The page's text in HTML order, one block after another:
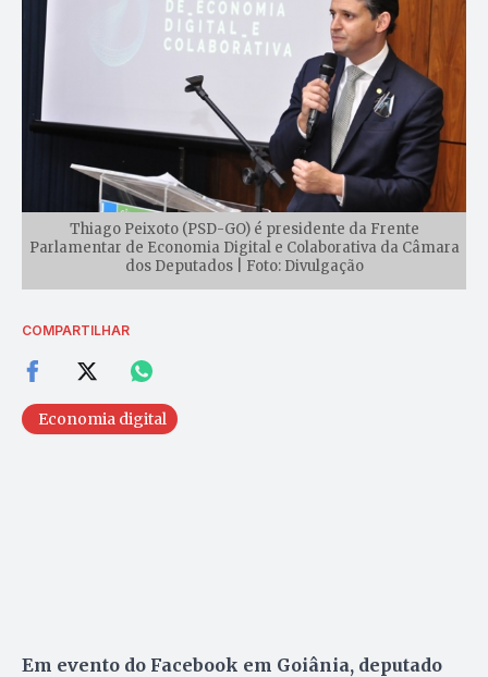
Thiago Peixoto (PSD-GO) é presidente da Frente
Parlamentar de Economia Digital e Colaborativa da Câmara
dos Deputados | Foto: Divulgação
COMPARTILHAR
Economia digital
Em evento do Facebook em Goiânia, deputado